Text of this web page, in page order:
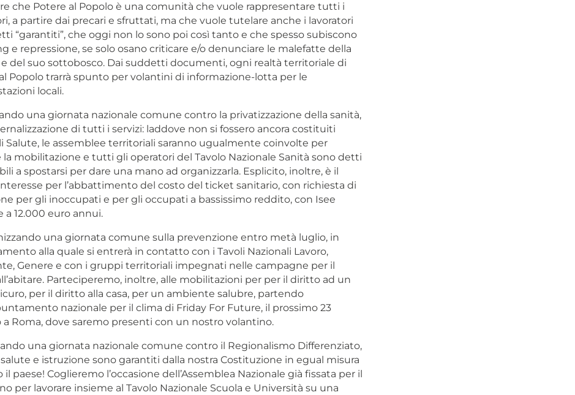
che Potere al Popolo è una comunità che vuole rappresentare tutti i
a partire dai precari e sfruttati, ma che vuole tutelare anche i lavoratori
“garantiti”, che oggi non lo sono poi così tanto e che spesso subiscono
e repressione, se solo osano criticare e/o denunciare le malefatte della
del suo sottobosco. Dai suddetti documenti, ogni realtà territoriale di
Popolo trarrà spunto per volantini di informazione-lotta per le
locali.
una giornata nazionale comune contro la privatizzazione della sanità,
di tutti i servizi: laddove non si fossero ancora costituiti
Salute, le assemblee territoriali saranno ugualmente coinvolte per
la mobilitazione e tutti gli operatori del Tavolo Nazionale Sanità sono detti
a spostarsi per dare una mano ad organizzarla. Esplicito, inoltre, è il
per l’abbattimento del costo del ticket sanitario, con richiesta di
per gli inoccupati e per gli occupati a bassissimo reddito, con Isee
a 12.000 euro annui.
una giornata comune sulla prevenzione entro metà luglio, in
alla quale si entrerà in contatto con i Tavoli Nazionali Lavoro,
Genere e con i gruppi territoriali impegnati nelle campagne per il
Parteciperemo, inoltre, alle mobilitazioni per per il diritto ad un
per il diritto alla casa, per un ambiente salubre, partendo
nazionale per il clima di Friday For Future, il prossimo 23
a Roma, dove saremo presenti con un nostro volantino.
una giornata nazionale comune contro il Regionalismo Differenziato,
e istruzione sono garantiti dalla nostra Costituzione in egual misura
paese! Coglieremo l’occasione dell’Assemblea Nazionale già fissata per il
per lavorare insieme al Tavolo Nazionale Scuola e Università su una